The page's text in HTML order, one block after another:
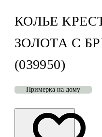
КОЛЬЕ
ЗОЛОТА С
(039950)
Примерка на дому